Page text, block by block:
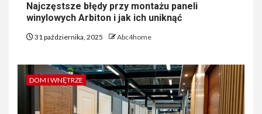
Najczęstsze błędy przy montażu paneli
winylowych Arbiton i jak ich uniknąć
31 października, 2025 Abc4home
DOM I WNĘTRZE